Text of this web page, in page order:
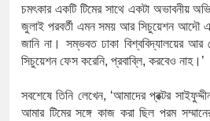
চমৎকার একটি টিমের সাথে একটা অভাবনীয়
জুলাই পরবর্তী এমন সময় আর সিচুয়েশন আদৌ
জানি না।
সম্ভবত ঢাকা বিশ্ববিদ্যালয়ের আর
সিচুয়েশন ফেস করেনি, প্রবাব্লি, করবেও নাহ। ’
সবশেষে তিনি লেখেন, ‘আমাদের প্রক্টর
আমার টিমের সঙ্গে কাজ করা ছিল পরম